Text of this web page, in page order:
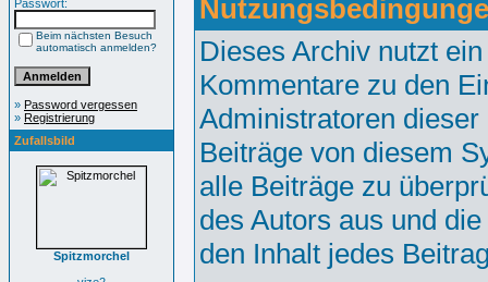
Passwort:
Beim nächsten Besuch
automatisch anmelden?
» Password vergessen
» Registrierung
Zufallsbild
Spitzmorchel
Dieses Archiv nutzt
Kommentare zu den
Administratoren
Beiträge von diesem
alle Beiträge zu
des Autors aus und
den Inhalt jedes